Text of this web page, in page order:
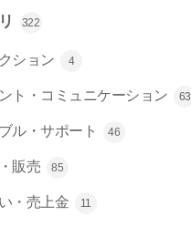
322
ション 4
ト・コミュニケーション 63
ル・サポート 46
販売 85
・売上金 11